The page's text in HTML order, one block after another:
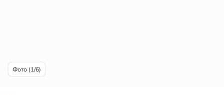
Фото (1/6)